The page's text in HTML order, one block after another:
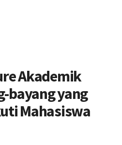
Akademik
bayang yang
Mahasiswa